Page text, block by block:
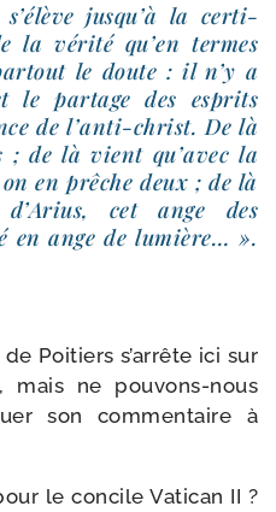
jus­qu’à la cer­ti­
la véri­té qu’en termes
le doute : il n’y a
le par­tage des esprits
de l’anti-​christ. De là
; de là vient qu’a­vec la
en prêche deux ; de là
cet ange des
en ange de lumière… ».
Poitiers s’ar­rête ici sur
mais ne pouvons-​nous
son com­men­taire à
le concile Vatican II ?